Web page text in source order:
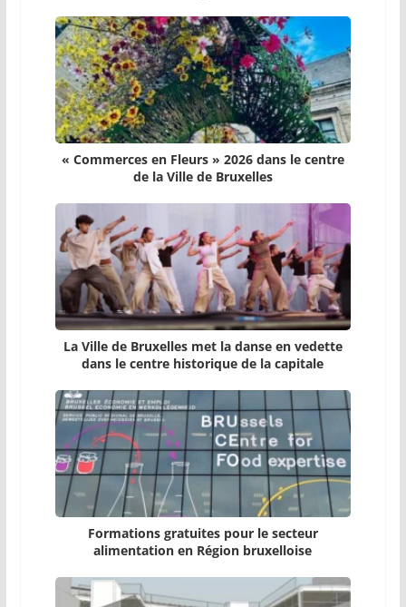
« Commerces en Fleurs » 2026 dans le centre
de la Ville de Bruxelles
La Ville de Bruxelles met la danse en vedette
dans le centre historique de la capitale
Formations gratuites pour le secteur
alimentation en Région bruxelloise